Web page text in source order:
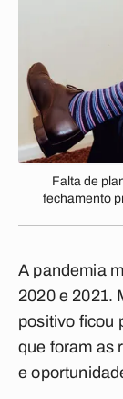
Falta de
fechamento
A pandemia
2020 e 2021.
positivo ficou
que foram as
e